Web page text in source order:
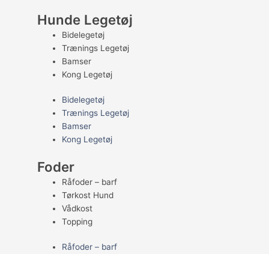
Hunde Legetøj
Bidelegetøj
Trænings Legetøj
Bamser
Kong Legetøj
Bidelegetøj
Trænings Legetøj
Bamser
Kong Legetøj
Foder
Råfoder – barf
Tørkost Hund
Vådkost
Topping
Råfoder – barf